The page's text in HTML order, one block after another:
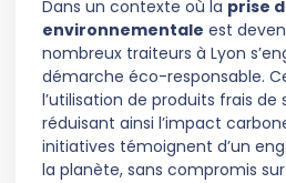
Dans un contexte où la prise
environnementale est
nombreux traiteurs à Lyon
démarche éco-responsable.
l’utilisation de produits frais de
réduisant ainsi l’impact
initiatives témoignent d’un
la planète, sans compromis